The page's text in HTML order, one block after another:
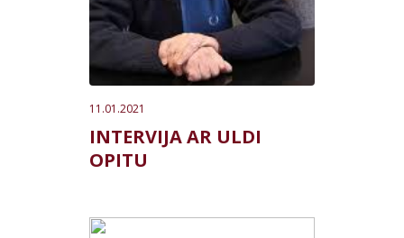
11.01.2021
INTERVIJA AR ULDI
OPITU